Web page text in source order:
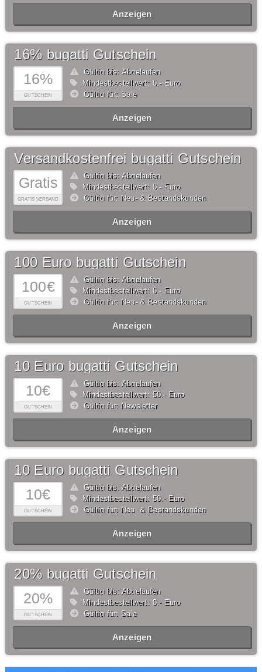
Anzeigen
16%
GUTSCHEIN
16% bugatti Gutschein
Gültig bis: Abgelaufen
Mindestbestellwert: 0,- Euro
Gültig für: Sale
Anzeigen
Gratis
GRATIS VERSAND
Versandkostenfrei bugatti Gutschein
Gültig bis: Abgelaufen
Mindestbestellwert: 0,- Euro
Gültig für: Neu- & Bestandskunden
Anzeigen
100€
GUTSCHEIN
100 Euro bugatti Gutschein
Gültig bis: Abgelaufen
Mindestbestellwert: 0,- Euro
Gültig für: Neu- & Bestandskunden
Anzeigen
10€
GUTSCHEIN
10 Euro bugatti Gutschein
Gültig bis: Abgelaufen
Mindestbestellwert: 50,- Euro
Gültig für: Newsletter
Anzeigen
10€
GUTSCHEIN
10 Euro bugatti Gutschein
Gültig bis: Abgelaufen
Mindestbestellwert: 50,- Euro
Gültig für: Neu- & Bestandskunden
Anzeigen
20%
GUTSCHEIN
20% bugatti Gutschein
Gültig bis: Abgelaufen
Mindestbestellwert: 0,- Euro
Gültig für: Sale
Anzeigen